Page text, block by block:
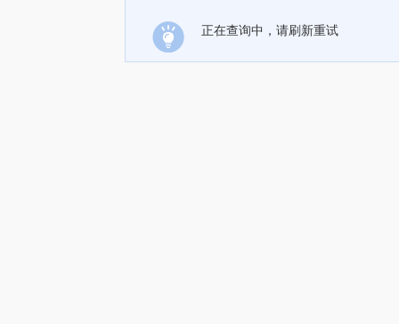
正在查询中，请刷新重试